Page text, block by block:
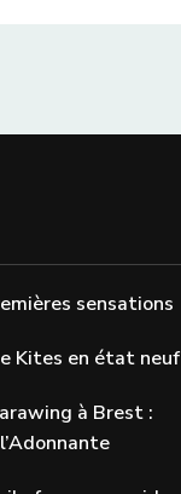
sensations
Kites en état neuf
à Brest :